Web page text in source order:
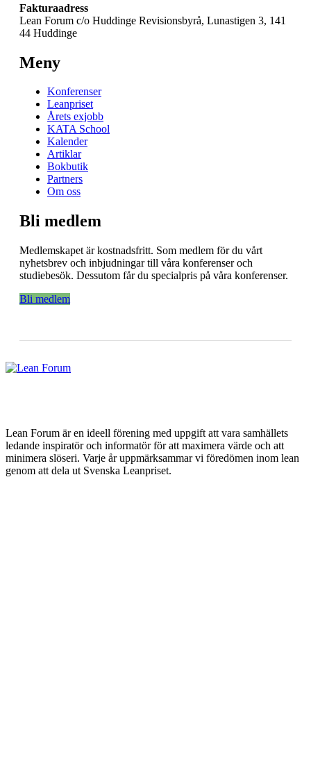
Fakturaadress
Lean Forum c/o Huddinge Revisionsbyrå, Lunastigen 3, 141
44 Huddinge
Meny
Konferenser
Leanpriset
Årets exjobb
KATA School
Kalender
Artiklar
Bokbutik
Partners
Om oss
Bli medlem
Medlemskapet är kostnadsfritt. Som medlem för du vårt
nyhetsbrev och inbjudningar till våra konferenser och
studiebesök. Dessutom får du specialpris på våra konferenser.
Bli medlem
Lean Forum är en ideell förening med uppgift att vara samhällets
ledande inspiratör och informatör för att maximera värde och att
minimera slöseri. Varje år uppmärksammar vi föredömen inom lean
genom att dela ut Svenska Leanpriset.